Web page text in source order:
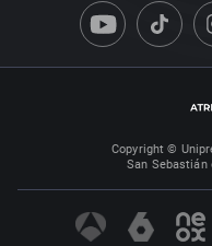
Copyright ©
San Sebastián